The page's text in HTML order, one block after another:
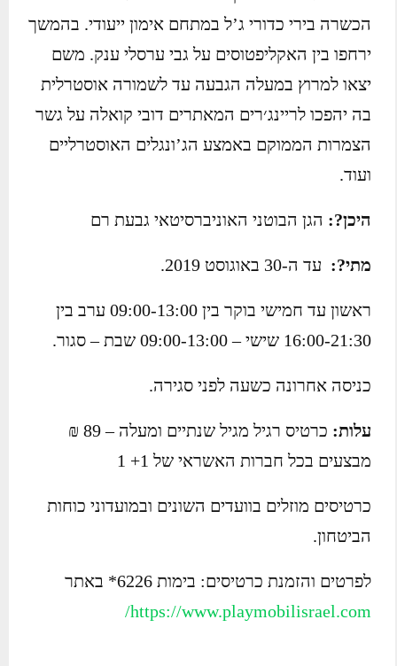
הכשרה בירי כדורי ג’ל במתחם אימון ייעודי. בהמשך
ירחפו בין האקליפטוסים על גבי ערסלי ענק. משם
יצאו למרוץ במעלה הגבעה עד לשמורה אוסטרלית
בה יהפכו לריינג׳רים המאתרים דובי קואלה על גשר
הצמרות הממוקם באמצע הג’ונגלים האוסטרליים
ועוד.
היכן?: הגן הבוטני האוניברסיטאי גבעת רם
מתי?: עד ה-30 באוגוסט 2019.
ראשון עד חמישי בוקר בין 09:00-13:00 ערב בין
16:00-21:30 שישי – 09:00-13:00 שבת – סגור.
כניסה אחרונה כשעה לפני סגירה.
עלות:
כרטיס רגיל מגיל שנתיים ומעלה – 89 ₪
מבצעים בכל חברות האשראי של 1+ 1
כרטיסים מוזלים בוועדים השונים ובמועדוני כוחות
הביטחון.
לפרטים והזמנת כרטיסים: בימות 6226* באתר
https://www.playmobilisrael.com/